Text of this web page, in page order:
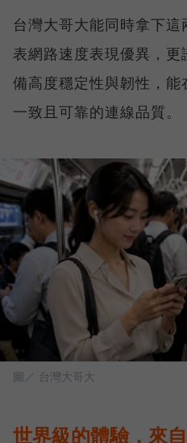
台灣大哥大能同時拿下
表網路速度表現優異，
備高度穩定性與韌性，
一致且可靠的連線品質。
圖／ 台灣大哥大
世界級的體驗，來